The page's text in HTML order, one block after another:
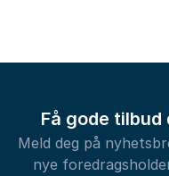
Få gode
Meld deg på
nye